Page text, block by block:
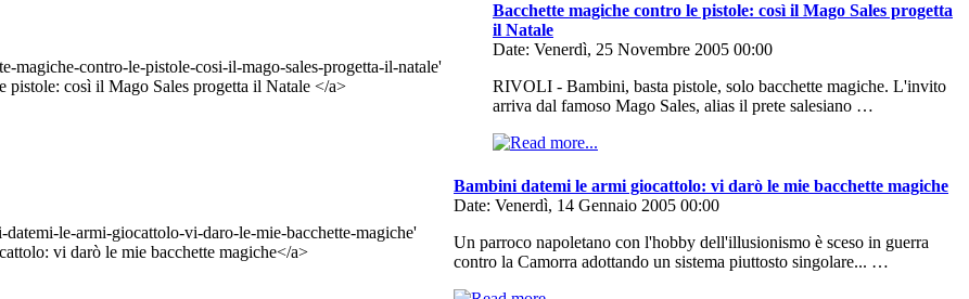
Bacchette magiche contro le pistole: così il Mago Sales progetta
il Natale
Date: Venerdì, 25 Novembre 2005 00:00
RIVOLI - Bambini, basta pistole, solo bacchette magiche. L'invito
arriva dal famoso Mago Sales, alias il prete salesiano …
Bambini datemi le armi giocattolo: vi darò le mie bacchette magiche
Date: Venerdì, 14 Gennaio 2005 00:00
Un parroco napoletano con l'hobby dell'illusionismo è sceso in guerra
contro la Camorra adottando un sistema piuttosto singolare... …